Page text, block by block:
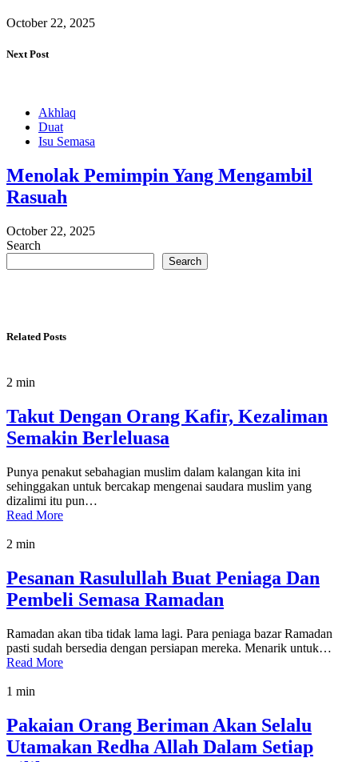
October 22, 2025
Next Post
Akhlaq
Duat
Isu Semasa
Menolak Pemimpin Yang Mengambil
Rasuah
October 22, 2025
Search
Search
Related Posts
2 min
Takut Dengan Orang Kafir, Kezaliman
Semakin Berleluasa
Punya penakut sebahagian muslim dalam kalangan kita ini
sehinggakan untuk bercakap mengenai saudara muslim yang
dizalimi itu pun…
Read More
2 min
Pesanan Rasulullah Buat Peniaga Dan
Pembeli Semasa Ramadan
Ramadan akan tiba tidak lama lagi. Para peniaga bazar Ramadan
pasti sudah bersedia dengan persiapan mereka. Menarik untuk…
Read More
1 min
Pakaian Orang Beriman Akan Selalu
Utamakan Redha Allah Dalam Setiap